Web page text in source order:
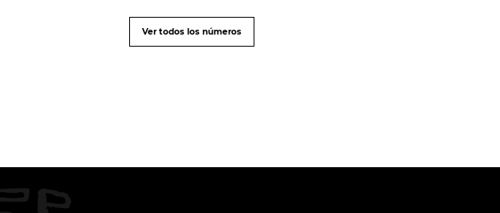
Ver todos los números